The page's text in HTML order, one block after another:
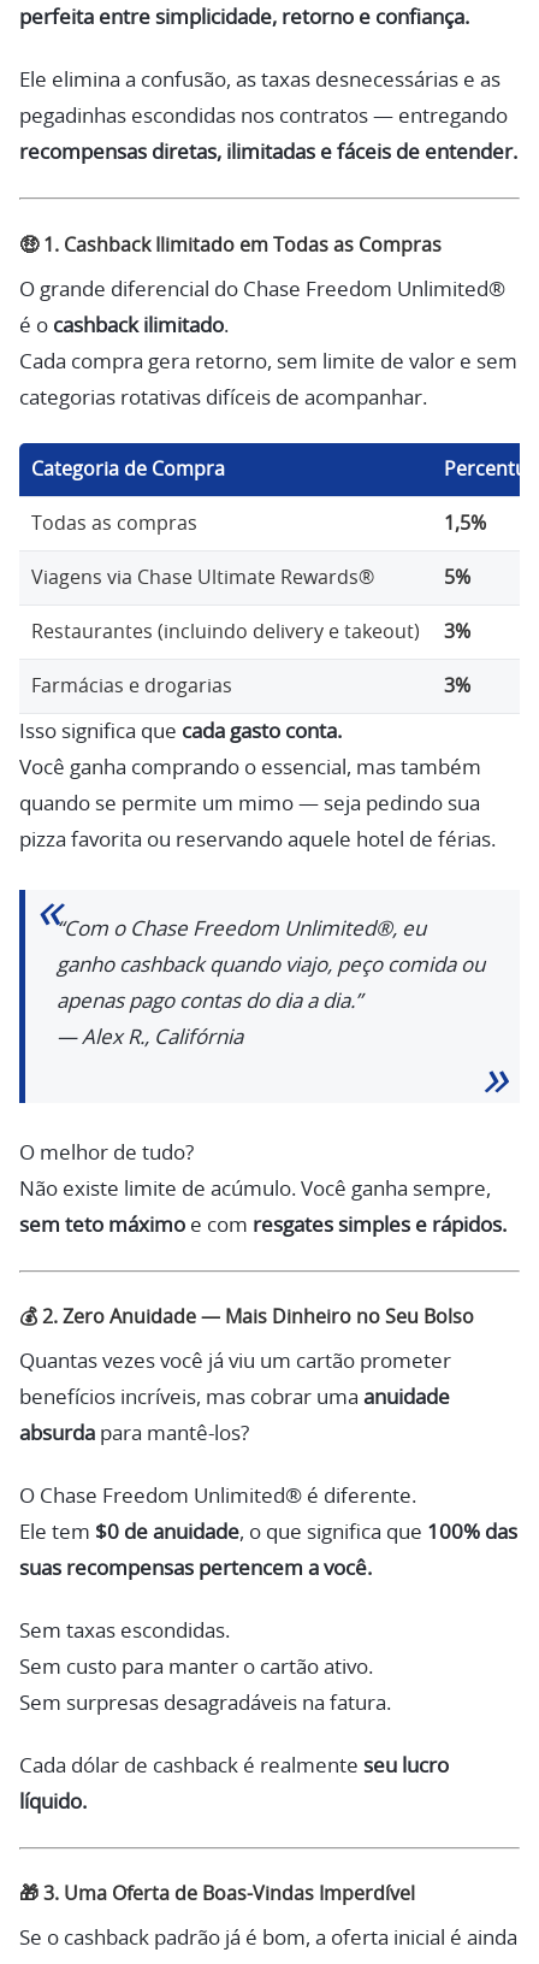
perfeita entre simplicidade, retorno e confiança.
Ele elimina a confusão, as taxas desnecessárias e as
pegadinhas escondidas nos contratos — entregando
recompensas diretas, ilimitadas e fáceis de entender.
🤑 1. Cashback Ilimitado em Todas as Compras
O grande diferencial do Chase Freedom Unlimited®
é o cashback ilimitado.
Cada compra gera retorno, sem limite de valor e sem
categorias rotativas difíceis de acompanhar.
Categoria de Compra
Todas as compras 1,5%
Viagens via Chase Ultimate Rewards® 5%
Restaurantes (incluindo delivery e takeout) 3%
Farmácias e drogarias 3%
Isso significa que cada gasto conta.
Você ganha comprando o essencial, mas também
quando se permite um mimo — seja pedindo sua
pizza favorita ou reservando aquele hotel de férias.
“Com o Chase Freedom Unlimited®, eu
ganho cashback quando viajo, peço comida ou
apenas pago contas do dia a dia.”
— Alex R., Califórnia
O melhor de tudo?
Não existe limite de acúmulo. Você ganha sempre,
sem teto máximo e com resgates simples e rápidos.
💰 2. Zero Anuidade — Mais Dinheiro no Seu Bolso
Quantas vezes você já viu um cartão prometer
benefícios incríveis, mas cobrar uma anuidade
absurda para mantê-los?
O Chase Freedom Unlimited® é diferente.
Ele tem $0 de anuidade, o que significa que 100% das
suas recompensas pertencem a você.
Sem taxas escondidas.
Sem custo para manter o cartão ativo.
Sem surpresas desagradáveis na fatura.
Cada dólar de cashback é realmente seu lucro
líquido.
🎁 3. Uma Oferta de Boas-Vindas Imperdível
Se o cashback padrão já é bom, a oferta inicial é ainda